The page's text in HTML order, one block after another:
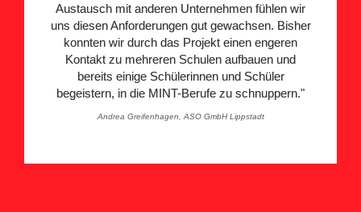
Austausch mit anderen Unternehmen fühlen wir
uns diesen Anforderungen gut gewachsen. Bisher
konnten wir durch das Projekt einen engeren
Kontakt zu mehreren Schulen aufbauen und
bereits einige Schülerinnen und Schüler
begeistern, in die MINT-Berufe zu schnuppern."
Andrea Greifenhagen, ASO GmbH Lippstadt